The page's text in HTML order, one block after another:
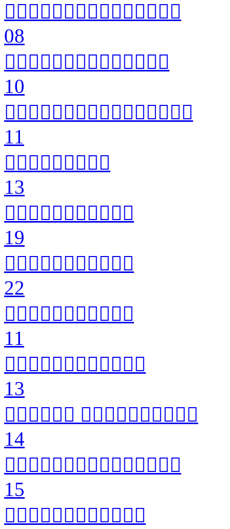

08

10

11

13

19

22

11

13
 
14

15
